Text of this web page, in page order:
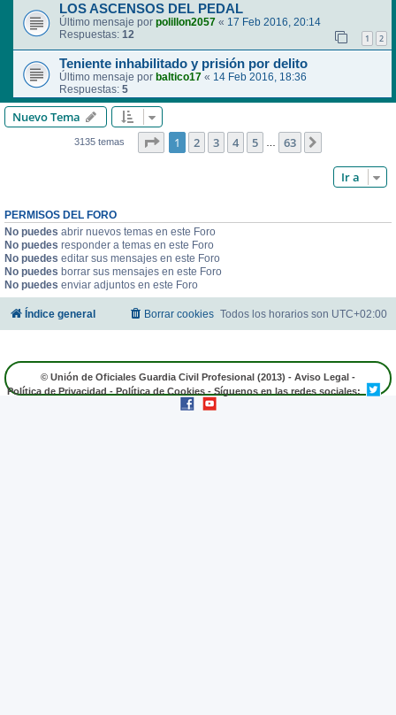
LOS ASCENSOS DEL PEDAL
Último mensaje por polillon2057 « 17 Feb 2016, 20:14
Respuestas: 12 1 2
Teniente inhabilitado y prisión por delito
Último mensaje por baltico17 « 14 Feb 2016, 18:36
Respuestas: 5
Nuevo Tema
3135 temas Página de 63
1 2 3 4 5 63
Ir a
PERMISOS DEL FORO
No puedes abrir nuevos temas en este Foro
No puedes responder a temas en este Foro
No puedes editar sus mensajes en este Foro
No puedes borrar sus mensajes en este Foro
No puedes enviar adjuntos en este Foro
Índice general Todos los horarios son UTC+02:00
Borrar cookies
© Unión de Oficiales Guardia Civil Profesional (2013) - Aviso Legal -
Política de Privacidad - Política de Cookies - Síguenos en las redes sociales: